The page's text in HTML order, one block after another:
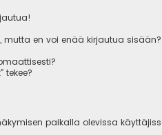
mutta en voi enää kirjautua
tekee?
paikalla olevissa